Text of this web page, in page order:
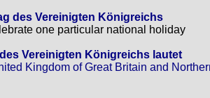
des Vereinigten Königreichs
one particular national holiday
Vereinigten Königreichs lautet
Kingdom of Great Britain and